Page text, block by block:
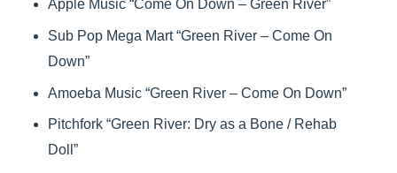
Apple Music “Come On Down – Green River”
Sub Pop Mega Mart “Green River – Come On
Down”
Amoeba Music “Green River – Come On Down”
Pitchfork “Green River: Dry as a Bone / Rehab
Doll”